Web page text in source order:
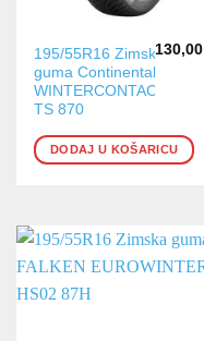
195/55R16 Zimska
guma Continental
WINTERCONTACT
TS 870
130,00
DODAJ U KOŠARICU